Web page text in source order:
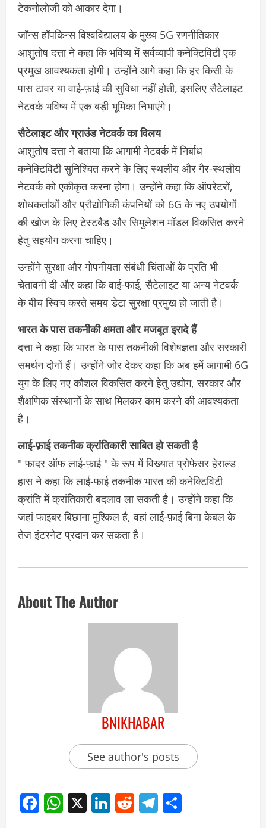
टेकनोलोजी को आकार देगा।
जॉन्स हॉपकिन्स विश्वविद्यालय के मुख्य 5G रणनीतिकार
आशुतोष दत्ता ने कहा कि भविष्य में सर्वव्यापी कनेक्टिविटी एक
प्रमुख आवश्यकता होगी। उन्होंने आगे कहा कि हर किसी के
पास टावर या वाई-फ़ाई की सुविधा नहीं होती, इसलिए सैटेलाइट
नेटवर्क भविष्य में एक बड़ी भूमिका निभाएंगे।
सैटेलाइट और ग्राउंड नेटवर्क का विलय
आशुतोष दत्ता ने बताया कि आगामी नेटवर्क में निर्बाध
कनेक्टिविटी सुनिश्चित करने के लिए स्थलीय और गैर-स्थलीय
नेटवर्क को एकीकृत करना होगा। उन्होंने कहा कि ऑपरेटरों,
शोधकर्ताओं और प्रौद्योगिकी कंपनियों को 6G के नए उपयोगों
की खोज के लिए टेस्टबैड और सिमुलेशन मॉडल विकसित करने
हेतु सहयोग करना चाहिए।
उन्होंने सुरक्षा और गोपनीयता संबंधी चिंताओं के प्रति भी
चेतावनी दी और कहा कि वाई-फाई, सैटेलाइट या अन्य नेटवर्क
के बीच स्विच करते समय डेटा सुरक्षा प्रमुख हो जाती है।
भारत के पास तकनीकी क्षमता और मजबूत इरादे हैं
दत्ता ने कहा कि भारत के पास तकनीकी विशेषज्ञता और सरकारी
समर्थन दोनों हैं। उन्होंने जोर देकर कहा कि अब हमें आगामी 6G
युग के लिए नए कौशल विकसित करने हेतु उद्योग, सरकार और
शैक्षणिक संस्थानों के साथ मिलकर काम करने की आवश्यकता
है।
लाई-फ़ाई तकनीक क्रांतिकारी साबित हो सकती है
" फादर ऑफ लाई-फ़ाई " के रूप में विख्यात प्रोफेसर हेराल्ड
हास ने कहा कि लाई-फाई तकनीक भारत की कनेक्टिविटी
क्रांति में क्रांतिकारी बदलाव ला सकती है। उन्होंने कहा कि
जहां फाइबर बिछाना मुश्किल है, वहां लाई-फ़ाई बिना केबल के
तेज इंटरनेट प्रदान कर सकता है।
About The Author
BNIKHABAR
See author's posts
Facebook
WhatsApp
X LinkedIn
RedditTelegram